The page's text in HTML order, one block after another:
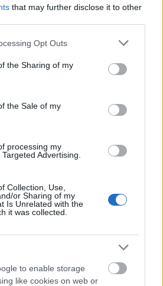
that may further disclose it to other
app uses one or more Google
usage behaviour. You may click to
Google and its third-party tags to
specified purposes in below Google
Opt Outs
the Sharing of my
the Sale of my
processing my
Advertising.
Collection, Use,
or Sharing of my
Is Unrelated with the
it was collected.
to enable storage
like cookies on web or
consecutivas— Santi
ha sumado 40 puntos en las
Moleiro (Villarreal,
canario le costó adaptarse tras su
pero todo cambió cuando marcó
la jornada 7. Desde entonces se
de Marcelino. Entre las
3 goles y repartido 2